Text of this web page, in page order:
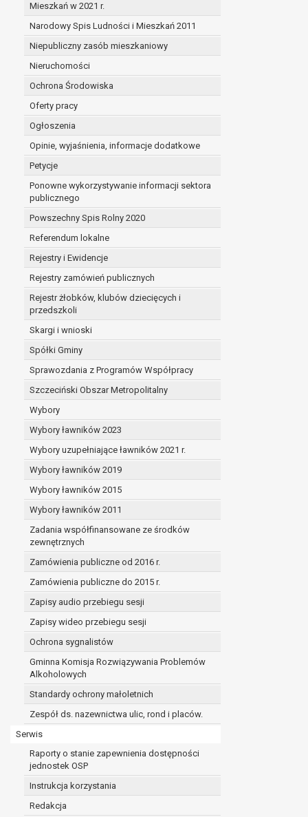
Mieszkań w 2021 r.
Narodowy Spis Ludności i Mieszkań 2011
Niepubliczny zasób mieszkaniowy
Nieruchomości
Ochrona Środowiska
Oferty pracy
Ogłoszenia
Opinie, wyjaśnienia, informacje dodatkowe
Petycje
Ponowne wykorzystywanie informacji sektora
publicznego
Powszechny Spis Rolny 2020
Referendum lokalne
Rejestry i Ewidencje
Rejestry zamówień publicznych
Rejestr żłobków, klubów dziecięcych i
przedszkoli
Skargi i wnioski
Spółki Gminy
Sprawozdania z Programów Współpracy
Szczeciński Obszar Metropolitalny
Wybory
Wybory ławników 2023
Wybory uzupełniające ławników 2021 r.
Wybory ławników 2019
Wybory ławników 2015
Wybory ławników 2011
Zadania współfinansowane ze środków
zewnętrznych
Zamówienia publiczne od 2016 r.
Zamówienia publiczne do 2015 r.
Zapisy audio przebiegu sesji
Zapisy wideo przebiegu sesji
Ochrona sygnalistów
Gminna Komisja Rozwiązywania Problemów
Alkoholowych
Standardy ochrony małoletnich
Zespół ds. nazewnictwa ulic, rond i placów.
Serwis
Raporty o stanie zapewnienia dostępności
jednostek OSP
Instrukcja korzystania
Redakcja